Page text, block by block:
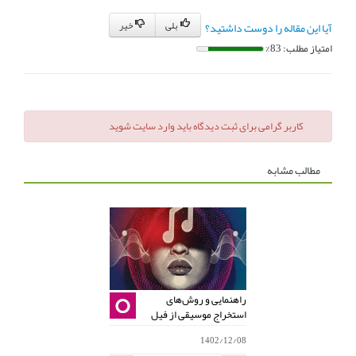
آیا این مقاله را دوست داشتید؟
خیر
امتیاز مطلب: 83%
کاربر گرامی برای ثبت دیدگاه باید وارد سایت شوید
مطالب مشابه
راهنمایی و روش‌های
استخراج موسیقی از فیل
1402/12/08